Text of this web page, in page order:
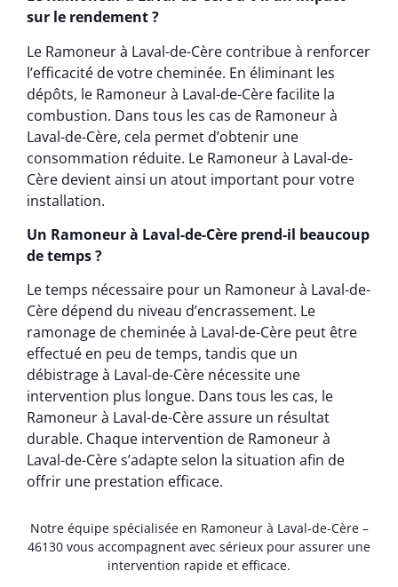
sur le rendement ?
Le Ramoneur à Laval-de-Cère contribue à renforcer
l’efficacité de votre cheminée. En éliminant les
dépôts, le Ramoneur à Laval-de-Cère facilite la
combustion. Dans tous les cas de Ramoneur à
Laval-de-Cère, cela permet d’obtenir une
consommation réduite. Le Ramoneur à Laval-de-
Cère devient ainsi un atout important pour votre
installation.
Un Ramoneur à Laval-de-Cère prend-il beaucoup
de temps ?
Le temps nécessaire pour un Ramoneur à Laval-de-
Cère dépend du niveau d’encrassement. Le
ramonage de cheminée à Laval-de-Cère peut être
effectué en peu de temps, tandis que un
débistrage à Laval-de-Cère nécessite une
intervention plus longue. Dans tous les cas, le
Ramoneur à Laval-de-Cère assure un résultat
durable. Chaque intervention de Ramoneur à
Laval-de-Cère s’adapte selon la situation afin de
offrir une prestation efficace.
Notre équipe spécialisée en Ramoneur à Laval-de-Cère –
46130 vous accompagnent avec sérieux pour assurer une
intervention rapide et efficace.